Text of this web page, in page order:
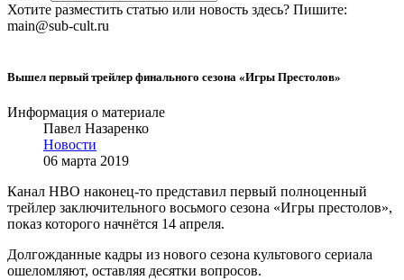
Хотите разместить статью или новость здесь? Пишите:
main@sub-cult.ru
Вышел первый трейлер финального сезона «Игры Престолов»
Информация о материале
Павел Назаренко
Новости
06 марта 2019
Канал HBO наконец-то представил первый полноценный
трейлер заключительного восьмого сезона «Игры престолов»,
показ которого начнётся 14 апреля.
Долгожданные кадры из нового сезона культового сериала
ошеломляют, оставляя десятки вопросов.